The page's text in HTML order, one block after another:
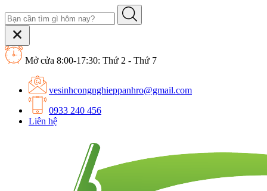
Mở cửa 8:00-17:30: Thứ 2 - Thứ 7
vesinhcongnghieppanhro@gmail.com
0933 240 456
Liên hệ